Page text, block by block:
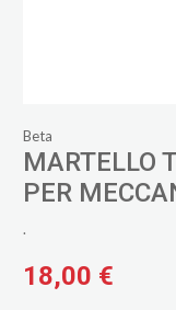
Beta
MARTELLO
PER
.
18,00 €